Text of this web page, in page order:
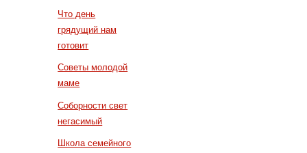
Что день
грядущий нам
готовит
Советы молодой
маме
Соборности свет
негасимый
Школа семейного